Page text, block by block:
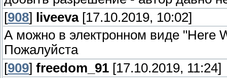
[908] liveeva[17.10.2019, 10:02]
А можно в электронном виде "Here
Пожалуйста
[909] freedom_91 [17.10.2019, 11:24]